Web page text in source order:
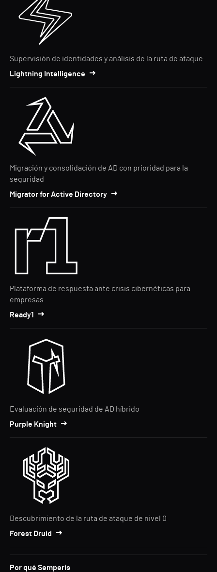
Supervisión de identidades y análisis de la ruta de ataque
Lightning Intelligence
Migración y consolidación de AD con prioridad para la
seguridad
Migrator for Active Directory
Plataforma de respuesta ante crisis cibernéticas para
empresas
Ready1
Evaluación de seguridad de AD híbrido
Purple Knight
Descubrimiento de la ruta de ataque de nivel 0
Forest Druid
Por qué Semperis